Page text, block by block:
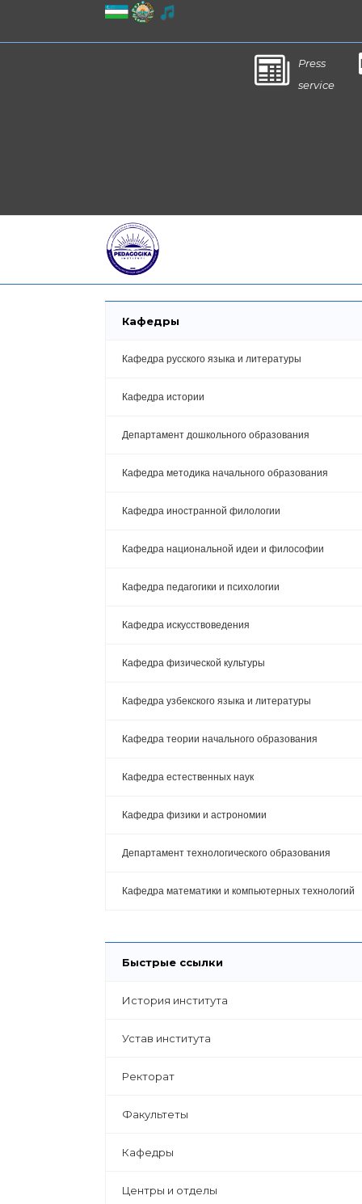
Press
service
Кафедры
Кафедра русского языка и литературы
Кафедра истории
Департамент дошкольного образования
Кафедра методика начального образования
Кафедра иностранной филологии
Кафедра национальной идеи и философии
Кафедра педагогики и психологии
Кафедра искусствоведения
Кафедра физической культуры
Кафедра узбекского языка и литературы
Кафедра теории начального образования
Кафедра естественных наук
Кафедра физики и астрономии
Департамент технологического образования
Кафедра математики и компьютерных технологий
Быстрые ссылки
История института
Устав института
Ректорат
Факультеты
Кафедры
Центры и отделы